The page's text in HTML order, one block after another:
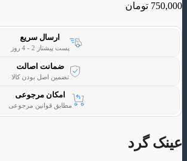
750,000 تومان
ارسال سریع
پست پیشتاز 2 - 4 روز
ضمانت اصالت
تضمین اصل بودن کالا
امکان مرجوعی
مطابق قوانین مرجوعی
عینک گرد